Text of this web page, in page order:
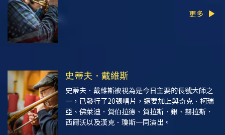
更多
史蒂夫．戴維斯
史蒂夫．戴維斯被視為是今日主要的長號大師之
一，已發行了20張唱片，還要加上與奇克．柯瑞
亞、佛萊迪．賀伯拉德、賀拉斯．銀、赫拉斯．
西爾沃以及漢克．瓊斯一同演出。